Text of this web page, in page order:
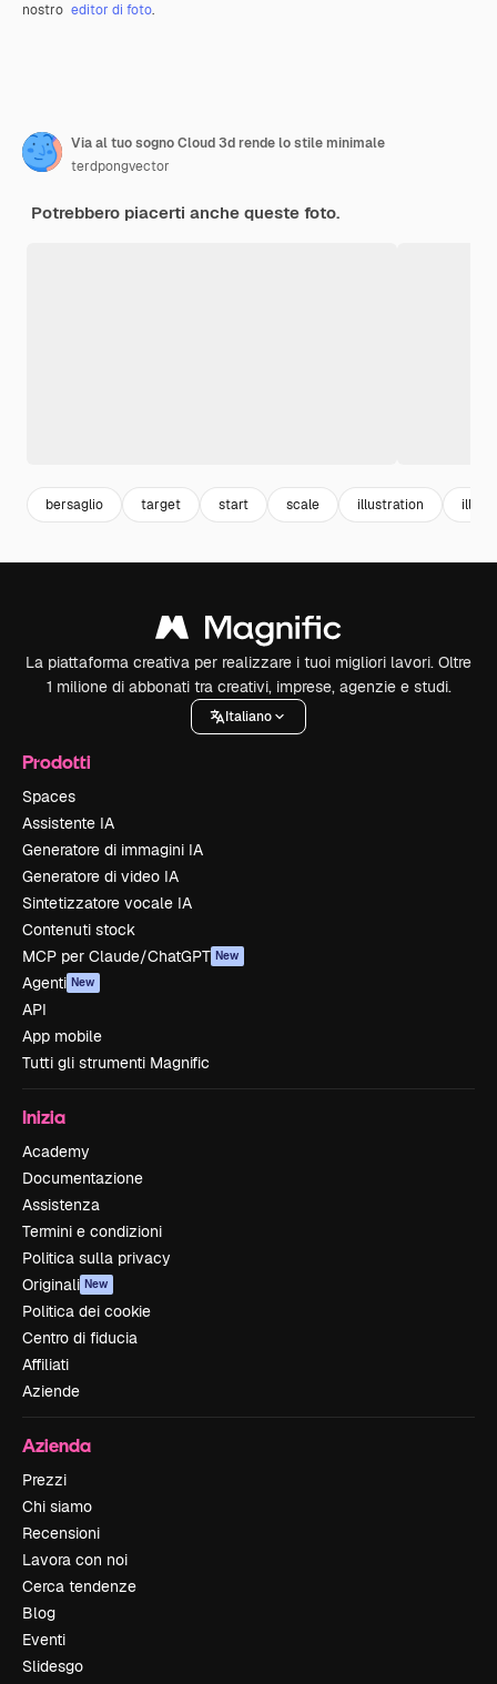
nostro editor di foto.
Via al tuo sogno Cloud 3d rende lo stile minimale
terdpongvector
Potrebbero piacerti anche queste foto.
bersaglio target start scale illustration
La piattaforma creativa per realizzare i tuoi migliori lavori. Oltre
1 milione di abbonati tra creativi, imprese, agenzie e studi.
Italiano
Prodotti
Spaces
Assistente IA
Generatore di immagini IA
Generatore di video IA
Sintetizzatore vocale IA
Contenuti stock
MCP per Claude/ChatGPT New
Agenti New
API
App mobile
Tutti gli strumenti Magnific
Inizia
Academy
Documentazione
Assistenza
Termini e condizioni
Politica sulla privacy
Originali New
Politica dei cookie
Centro di fiducia
Affiliati
Aziende
Azienda
Prezzi
Chi siamo
Recensioni
Lavora con noi
Cerca tendenze
Blog
Eventi
Slidesgo